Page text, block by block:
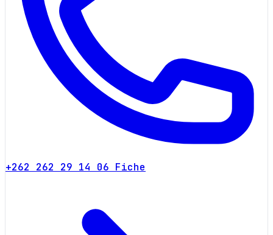
+262 262 29 14 06 Fiche